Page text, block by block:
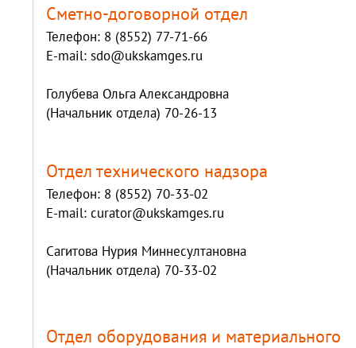
Сметно-договорной отдел
Телефон: 8 (8552) 77-71-66
E-mail: sdo@ukskamges.ru
Голубева Ольга Александровна
(Начальник отдела) 70-26-13
Отдел технического надзора
Телефон: 8 (8552) 70-33-02
E-mail: curator@ukskamges.ru
Сагитова Нурия Миннесултановна
(Начальник отдела) 70-33-02
Отдел оборудования и материального